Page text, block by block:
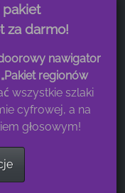
pakiet
za darmo!
nawigator
„Pakiet regionów
wszystkie szlaki
cyfrowej, a na
głosowym!